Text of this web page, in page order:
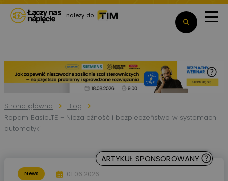
należy do
Strona główna
Blog
Ropam BasicLTE – Niezależność i bezpieczeństwo w systemach
automatyki
ARTYKUŁ SPONSOROWANY
News
01.06.2026